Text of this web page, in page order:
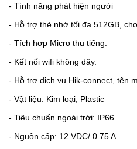
- Tính năng phát hiện người
- Hỗ trợ thẻ nhớ tối đa 512GB,
- Tích hợp Micro thu tiếng.
- Kết nối wifi không dây.
- Hỗ trợ dịch vụ Hik-connect, tên
- Vật liệu: Kim loại, Plastic
- Tiêu chuẩn ngoài trời: IP66.
- Nguồn cấp: 12 VDC/ 0.75 A